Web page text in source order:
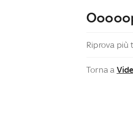
Riprova più
Torna a